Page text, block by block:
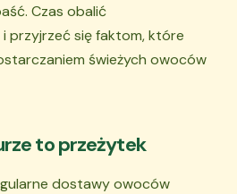
Czas obalić
przyjrzeć się faktom, które
świeżych owoców
to przeżytek
dostawy owoców